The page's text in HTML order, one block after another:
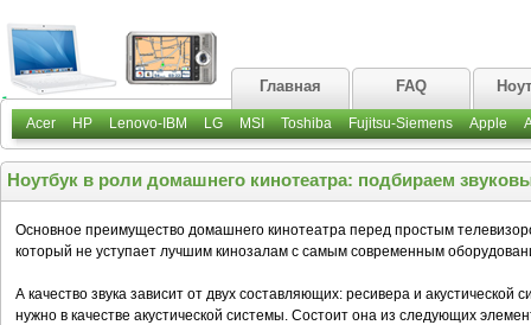
Главная FAQ
Acer HP Lenovo-IBM LG MSI Toshiba Fujitsu-Siemens Apple
Ноутбук в роли домашнего кинотеатра: подбираем
Основное преимущество домашнего кинотеатра перед простым
который не уступает лучшим кинозалам с самым современным
А качество звука зависит от двух составляющих: ресивера и
нужно в качестве акустической системы. Состоит она из следующих